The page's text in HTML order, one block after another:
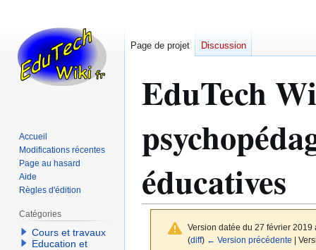
EduTech
éducatives
Version datée du 27 février
(diff) ← Version précédente |
Page de projet Discussion
Accueil
Modifications récentes
Page au hasard
Aide
Règles d'édition
Catégories
Cours et travaux
Education et